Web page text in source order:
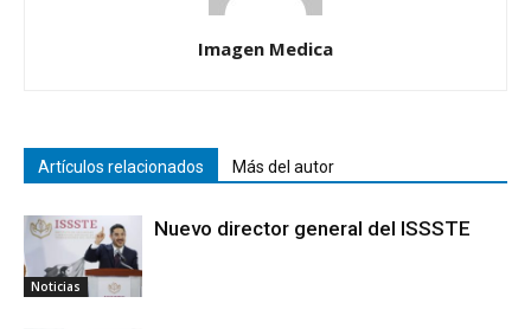
Imagen Medica
Artículos relacionados Más del autor
Noticias
Nuevo director general del ISSSTE